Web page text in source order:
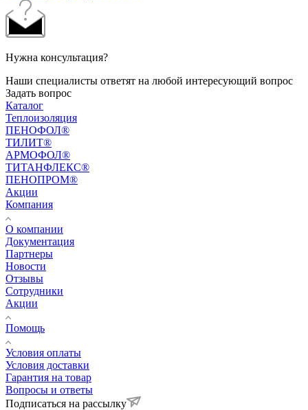
Нужна консультация?
Наши специалисты ответят на любой интересующий вопрос
Задать вопрос
Каталог
Теплоизоляция
ПЕНОФОЛ®
ТИЛИТ®
АРМОФОЛ®
ТИТАНФЛЕКС®
ПЕНОПРОМ®
Акции
Компания
О компании
Документация
Партнеры
Новости
Отзывы
Сотрудники
Акции
Помощь
Условия оплаты
Условия доставки
Гарантия на товар
Вопросы и ответы
Подписаться на рассылку